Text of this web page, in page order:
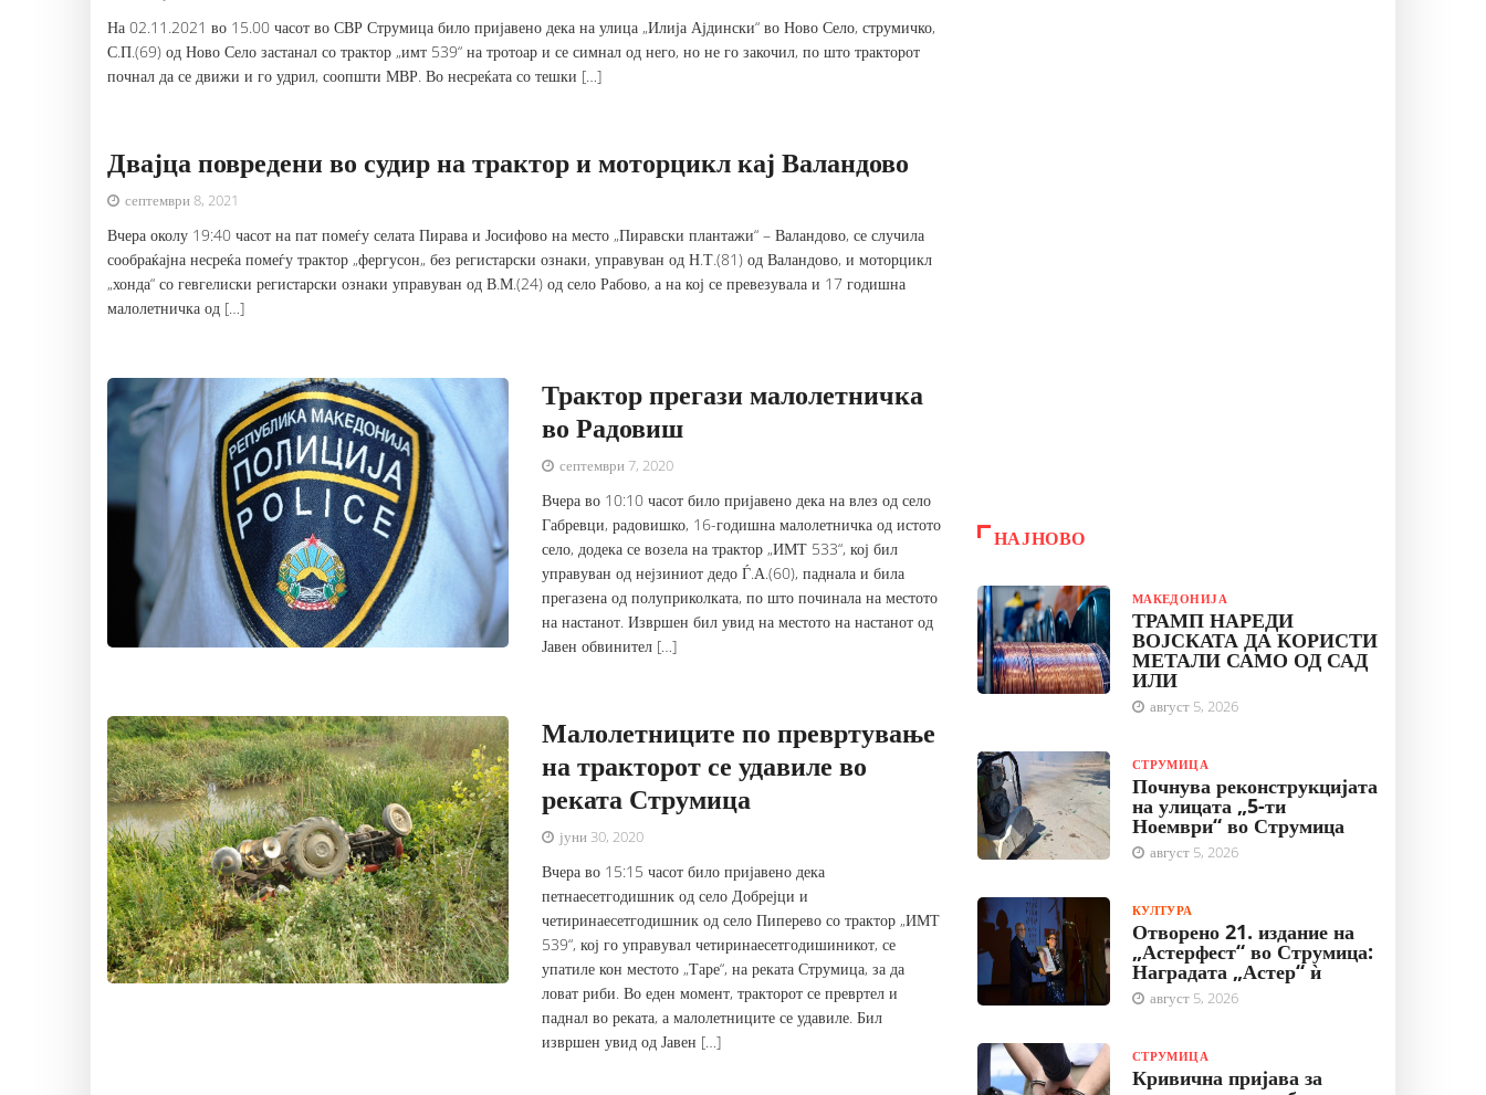
На 02.11.2021 во 15.00 часот во СВР Струмица било пријавено дека на улица „Илија Ајдински“ во Ново Село, струмичко,
С.П.(69) од Ново Село застанал со трактор „имт 539“ на тротоар и се симнал од него, но не го закочил, по што тракторот
почнал да се движи и го удрил, соопшти МВР. Во несреќата со тешки […]
Двајца повредени во судир на трактор и моторцикл кај Валандово
септември 8, 2021
Вчера околу 19:40 часот на пат помеѓу селата Пирава и Јосифово на место „Пиравски плантажи“ – Валандово, се случила
сообраќајна несреќа помеѓу трактор „фергусон„ без регистарски ознаки, управуван од Н.Т.(81) од Валандово, и моторцикл
„хонда“ со гевгелиски регистарски ознаки управуван од В.М.(24) од село Рабово, а на кој се превезувала и 17 годишна
малолетничка од […]
Трактор прегази малолетничка
во Радовиш
септември 7, 2020
Вчера во 10:10 часот било пријавено дека на влез од село
Габревци, радовишко, 16-годишна малолетничка од истото
село, додека се возела на трактор „ИМТ 533“, кој бил
управуван од нејзиниот дедо Ѓ.А.(60), паднала и била
прегазена од полуприколката, по што починала на местото
на настанот. Извршен бил увид на местото на настанот од
Јавен обвинител […]
Малолетниците по превртување
на тракторот се удавиле во
реката Струмица
јуни 30, 2020
Вчера во 15:15 часот било пријавено дека
петнаесетгодишник од село Добрејци и
четиринаесетгодишник од село Пиперево со трактор „ИМТ
539“, кој го управувал четиринаесетгодишиникот, се
упатиле кон местото „Таре“, на реката Струмица, за да
ловат риби. Во еден момент, тракторот се превртел и
паднал во реката, а малолетниците се удавиле. Бил
извршен увид од Јавен […]
НАЈНОВО
МАКЕДОНИЈА
ТРАМП НАРЕДИ
ВОЈСКАТА ДА КОРИСТИ
МЕТАЛИ САМО ОД САД
ИЛИ
август 5, 2026
СТРУМИЦА
Почнува реконструкцијата
на улицата „5-ти
Ноември“ во Струмица
август 5, 2026
КУЛТУРА
Отворено 21. издание на
„Астерфест“ во Струмица:
Наградата „Астер“ ѝ
август 5, 2026
СТРУМИЦА
Кривична пријава за